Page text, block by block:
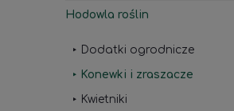
Hodowla roślin
Dodatki ogrodnicze
Konewki i zraszacze
Kwietniki